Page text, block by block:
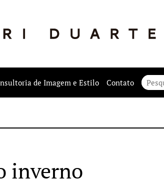
de Imagem e Estilo Contato
inverno